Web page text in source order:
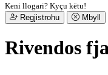
Keni llogari? Kyçu këtu!
Regjistrohu
Mbyll
Rivendos